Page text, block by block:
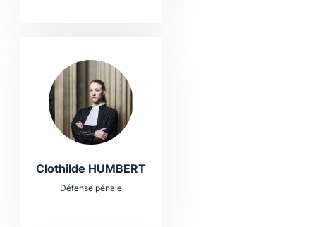
Clothilde HUMBERT
Défense pénale